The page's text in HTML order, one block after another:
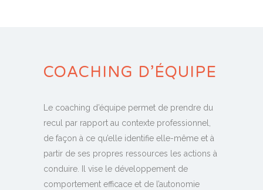
COACHING D’ÉQUIPE
Le coaching d’équipe permet de prendre du
recul par rapport au contexte professionnel,
de façon à ce qu’elle identifie elle-même et à
partir de ses propres ressources les actions à
conduire. Il vise le développement de
comportement efficace et de l’autonomie